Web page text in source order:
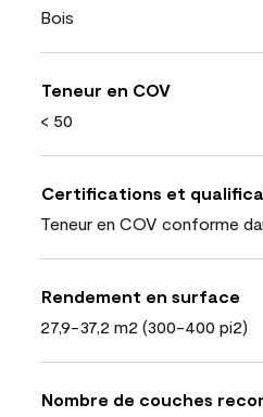
Bois
Teneur en COV
< 50
Certifications et
Teneur en COV conforme
Rendement en surface
27,9-37,2 m2 (300-400 pi2)
Nombre de couches